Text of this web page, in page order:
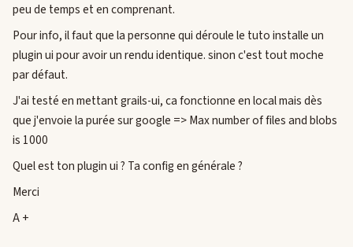
peu de temps et en comprenant.
Pour info, il faut que la personne qui déroule le tuto installe un
plugin ui pour avoir un rendu identique. sinon c'est tout moche
par défaut.
J'ai testé en mettant grails-ui, ca fonctionne en local mais dès
que j'envoie la purée sur google => Max number of files and blobs
is 1000
Quel est ton plugin ui ? Ta config en générale ?
Merci
A +